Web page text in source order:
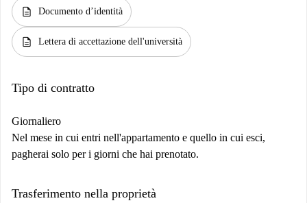
description Documento d’identità
description Lettera di accettazione dell'università
Tipo di contratto
Giornaliero
Nel mese in cui entri nell'appartamento e quello in cui esci,
pagherai solo per i giorni che hai prenotato.
Trasferimento nella proprietà